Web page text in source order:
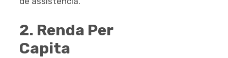
2. Renda Per
Capita